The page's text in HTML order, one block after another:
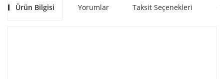
Ürün Bilgisi Yorumlar Taksit Seçenekleri